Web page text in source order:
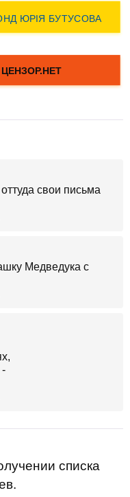
cвои письма
Медведука с
списка